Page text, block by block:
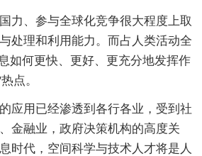
力、参与全球化竞争很大程度上取
处理和利用能力。而占人类活动全
如何更快、更好、更充分地发挥作
点。
应用已经渗透到各行各业，受到社
金融业，政府决策机构的高度关
时代，空间科学与技术人才将是人